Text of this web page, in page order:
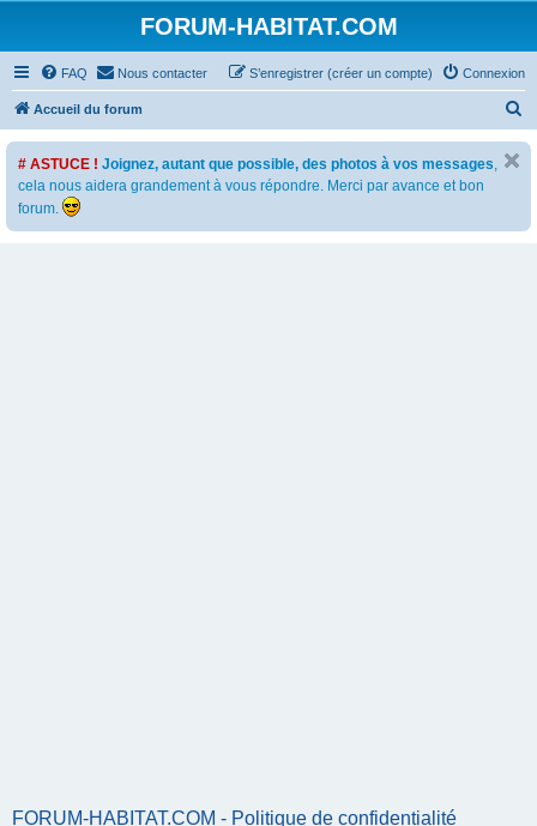
FORUM-HABITAT.COM
FAQ Nous contacter Connexion
S’enregistrer (créer un compte)
Accueil du forum
e
# ASTUCE ! Joignez, autant que possible, des photos à vos messages,
cela nous aidera grandement à vous répondre. Merci par avance et bon
forum.
FORUM-HABITAT.COM - Politique de confidentialité